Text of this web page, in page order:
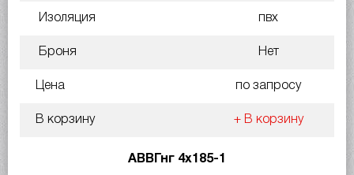
Изоляция пвх
Броня Нет
Цена по запросу
В корзину + В корзину
АВВГнг 4х185-1